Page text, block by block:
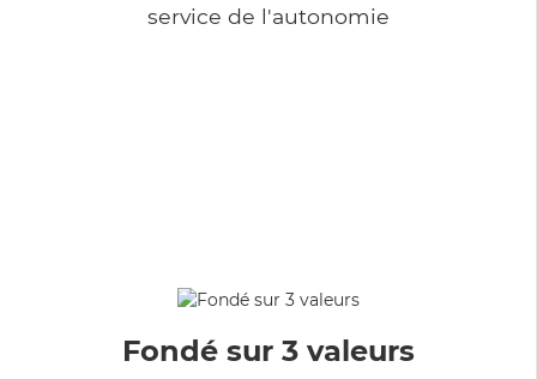
service de l'autonomie
Fondé sur 3 valeurs